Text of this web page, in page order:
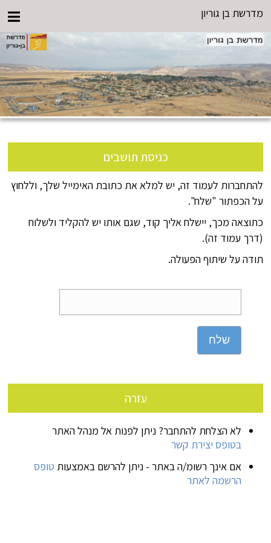
מדרשת בן גוריון
כניסת תושבים
להתחברות לעמוד זה, יש למלא את כתובת האימייל שלך, וללחוץ
על הכפתור "שלח".
כתוצאה מכך, יישלח אליך קוד, שגם אותו יש להקליד ולשלוח
(דרך עמוד זה).
תודה על שיתוף הפעולה.
שלח
עזרה
לא הצלחת להתחבר? ניתן לפנות אל מנהל האתר
בטופס יצירת קשר
אם אינך רשומ/ה באתר - ניתן להרשם באמצעות טופס
הרשמה לאתר